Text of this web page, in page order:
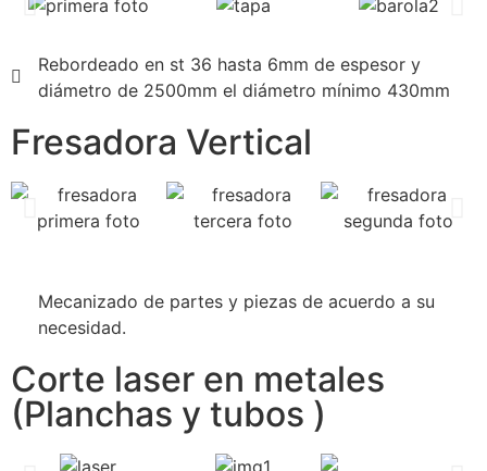
Rebordeado en st 36 hasta 6mm de espesor y
diámetro de 2500mm el diámetro mínimo 430mm
Fresadora Vertical
Mecanizado de partes y piezas de acuerdo a su
necesidad.
Corte laser en metales
(Planchas y tubos )